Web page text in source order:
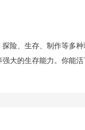
险、生存、制作等多种
大的生存能力。你能